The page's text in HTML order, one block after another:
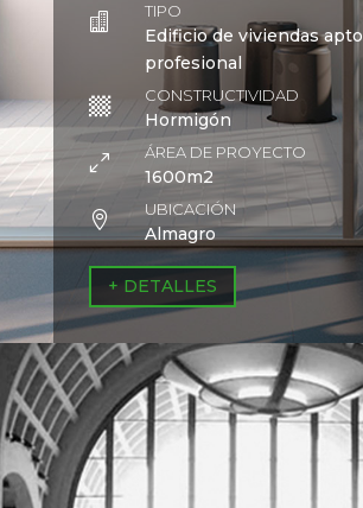
 TIPO
Edificio de viviendas apto
profesional

CONSTRUCTIVIDAD
Hormigón
0
ÁREA DE PROYECTO
1600m2

UBICACIÓN
Almagro
+ DETALLES